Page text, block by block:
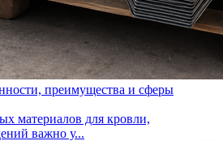
преимущества и сферы
материалов для кровли,
важно у...